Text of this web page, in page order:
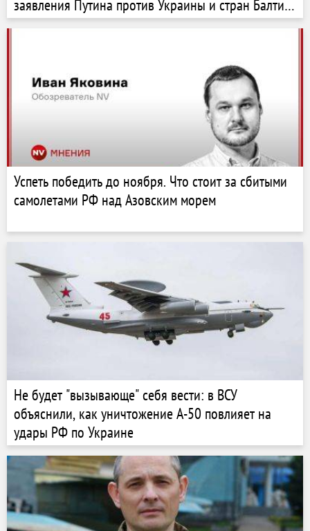
заявления Путина против Украины и стран Балтии
— ISW
Успеть победить до ноября. Что стоит за сбитыми
самолетами РФ над Азовским морем
Не будет "вызывающе" себя вести: в ВСУ
объяснили, как уничтожение А-50 повлияет на
удары РФ по Украине